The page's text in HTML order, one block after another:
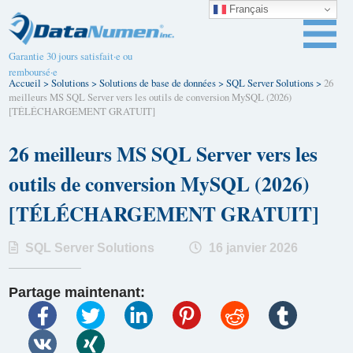
Garantie 30 jours satisfait·e ou
remboursé·e
Accueil >Solutions>Solutions de base de données>SQL Server Solutions>26
meilleurs MS SQL Server vers les outils de conversion MySQL (2026)
[TÉLÉCHARGEMENT GRATUIT]
26 meilleurs MS SQL Server vers les
outils de conversion MySQL (2026)
[TÉLÉCHARGEMENT GRATUIT]
SQL Server Solutions 16 janvier 2026
Partage maintenant:
Français